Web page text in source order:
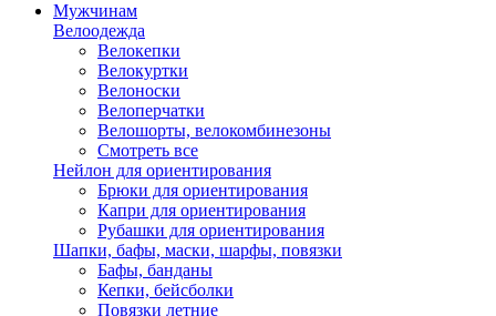
Мужчинам
Велоодежда
Велокепки
Велокуртки
Велоноски
Велоперчатки
Велошорты, велокомбинезоны
Смотреть все
Нейлон для ориентирования
Брюки для ориентирования
Капри для ориентирования
Рубашки для ориентирования
Шапки, бафы, маски, шарфы, повязки
Бафы, банданы
Кепки, бейсболки
Повязки летние